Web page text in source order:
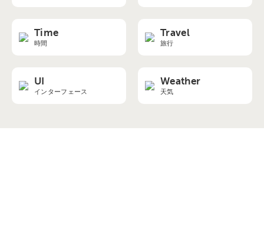
Time
時間
Travel
旅行
UI
インターフェース
Weather
天気